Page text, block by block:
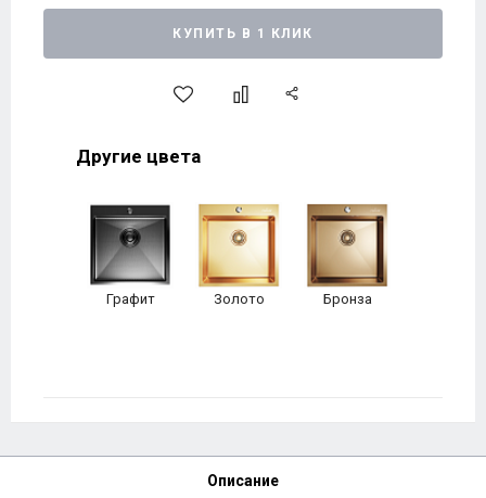
КУПИТЬ В 1 КЛИК
Другие цвета
Графит Золото Бронза
Описание